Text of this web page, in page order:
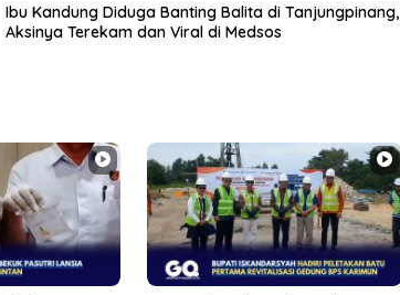
Ibu Kandung Diduga Banting Balita di Tanjungpinang,
Aksinya Terekam dan Viral di Medsos